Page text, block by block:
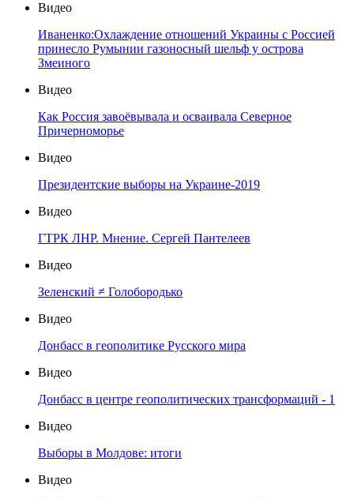
Видео
Иваненко:Охлаждение отношений Украины с Россией
принесло Румынии газоносный шельф у острова
Змеиного
Видео
Как Россия завоёвывала и осваивала Северное
Причерноморье
Видео
Президентские выборы на Украине-2019
Видео
ГТРК ЛНР. Мнение. Сергей Пантелеев
Видео
Зеленский ≠ Голобородько
Видео
Донбасс в геополитике Русского мира
Видео
Донбасс в центре геополитических трансформаций - 1
Видео
Выборы в Молдове: итоги
Видео